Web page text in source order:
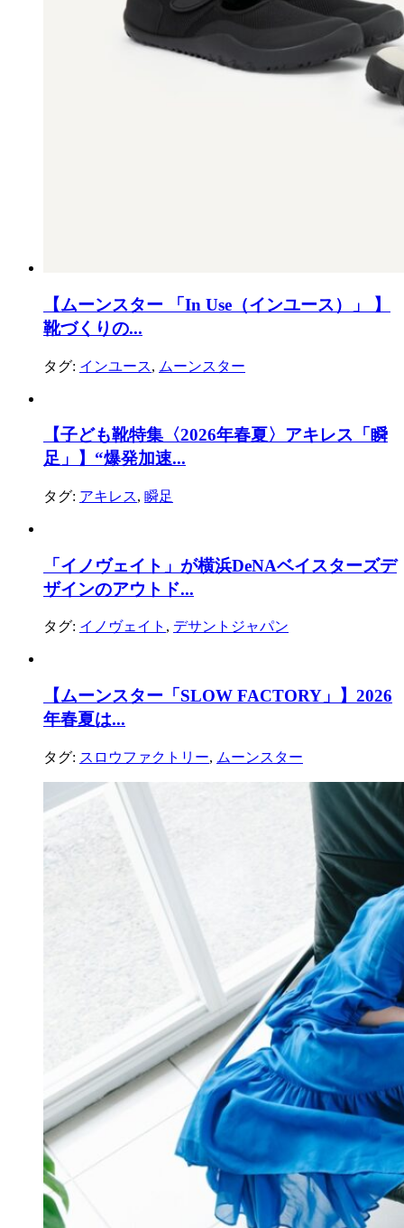
【ムーンスター 「In Use（インユース）」 】
靴づくりの...
タグ: インユース, ムーンスター
【子ども靴特集〈2026年春夏〉アキレス「瞬
足」】“爆発加速...
タグ: アキレス, 瞬足
「イノヴェイト」が横浜DeNAベイスターズデ
ザインのアウトド...
タグ: イノヴェイト , デサントジャパン
【ムーンスター「SLOW FACTORY」】2026
年春夏は...
タグ: スロウファクトリー, ムーンスター